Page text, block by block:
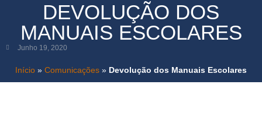
DEVOLUÇÃO DOS
MANUAIS ESCOLARES
Junho 19, 2020
Início » Comunicações » Devolução dos Manuais Escolares